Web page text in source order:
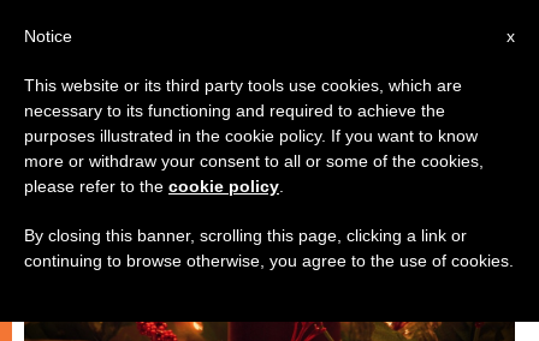
روحانيّة
x
Notice
This website or its third party tools use cookies, which are
necessary to its functioning and required to achieve the
purposes illustrated in the cookie policy. If you want to know
more or withdraw your consent to all or some of the cookies,
please refer to the cookie policy
By closing this banner, scrolling this page, clicking a link or
continuing to browse otherwise, you agree to the use of cookies.